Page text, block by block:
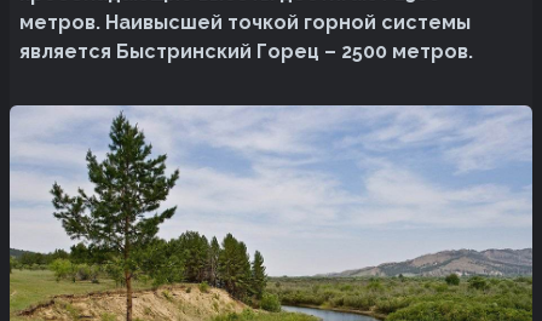
метров. Наивысшей точкой горной системы
является Быстринский Горец – 2500 метров.